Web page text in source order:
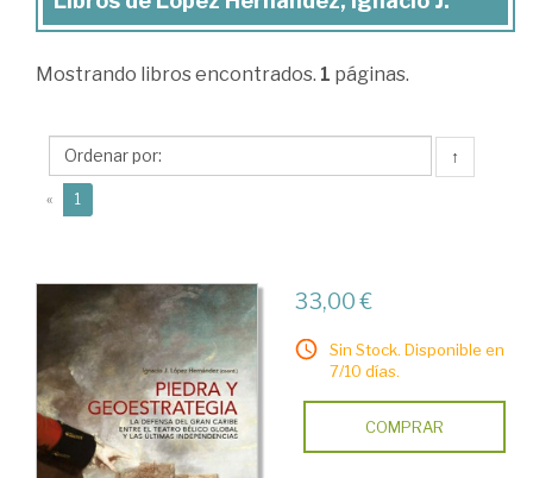
Libros
López
Ignacio
J.
Mostrando libros encontrados. 1 páginas.
↑
« 1
33,00 €
Sin Stock. Disponible en
7/10 días.
COMPRAR